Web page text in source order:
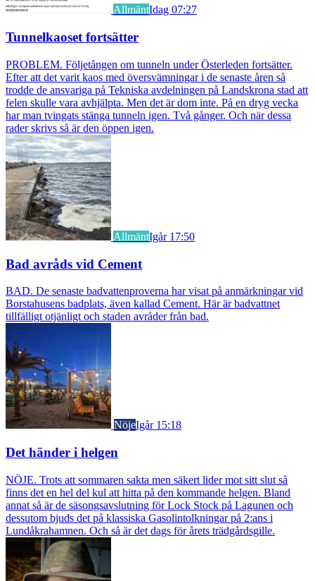
AllmäntIdag 07:27
Tunnelkaoset fortsätter
PROBLEM. Följetången om tunneln under Österleden fortsätter.
Efter att det varit kaos med översvämningar i de senaste åren så
trodde de ansvariga på Tekniska avdelningen på Landskrona stad att
felen skulle vara avhjälpta. Men det är dom inte. På en dryg vecka
har man tvingats stänga tunneln igen. Två gånger. Och när dessa
rader skrivs så är den öppen igen.
AllmäntIgår 17:50
Bad avråds vid Cement
BAD. De senaste badvattenproverna har visat på anmärkningar vid
Borstahusens badplats, även kallad Cement. Här är badvattnet
tillfälligt otjänligt och staden avråder från bad.
NöjeIgår 15:18
Det händer i helgen
NÖJE. Trots att sommaren sakta men säkert lider mot sitt slut så
finns det en hel del kul att hitta på den kommande helgen. Bland
annat så är de säsongsavslutning för Lock Stock på Lagunen och
dessutom bjuds det på klassiska Gasolintolkningar på 2:ans i
Lundåkrahamnen. Och så är det dags för årets trädgårdsgille.